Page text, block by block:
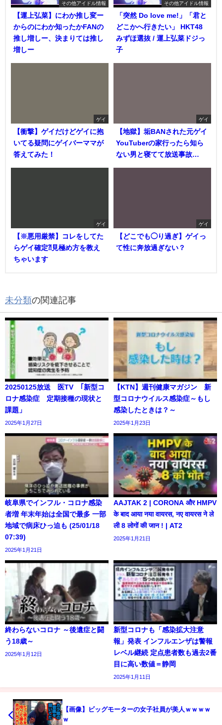
その他アイドル情報
【運上弘菜】にわか推し変ー
からのにわか知ったかFANの
推し増しー、決まりては推し
増しー
その他アイドル情報
「突然 Do love me!」「君と
どこかへ行きたい」 HKT48
みずほ選抜 / 運上弘菜ドジっ
子
ゲイ
【衝撃】ゲイだけどゲイに抱
いてる疑問にゲイバーママが
答えてみた！
ゲイ
【地獄】垢BANされた元ゲイ
YouTuberの家行ったら知ら
ない男と寝てて放送事故…
ゲイ
【※悪用厳禁】コレをしてた
らゲイ確定⁈見極め方を教え
ちゃいます
ゲイ
【どこでも◯り過ぎ】ゲイっ
て性に奔放過ぎない？
未分類の関連記事
20250125放送 医TV ｢新型コ
ロナ感染症 定期接種の現状と
課題」
2025年1月27日
【KTN】週刊健康マガジン 新
型コロナウイルス感染症～もし
感染したときは？～
2025年1月23日
岐阜県でインフル・コロナ感染
者増 年末年始は全国で最多 一部
地域で病床ひっ迫も (25/01/18
07:39)
2025年1月21日
AAJTAK 2 | CORONA और HMPV
के बाद आया नया वायरस, नए वायरस ने ले
ली 8 लोगों की जान ! | AT2
2025年1月21日
終わらないコロナ ～後遺症と闘
う18歳～
2025年1月12日
新型コロナも「感染拡大注意
報」発表 インフルエンザは警報
レベル継続 定点患者数も過去2番
目に高い数値＝静岡
2025年1月11日
【画像】ビッグモーターの女子社員が美人ｗｗｗｗ
ｗ